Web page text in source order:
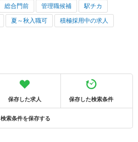
総合門前 管理職候補 駅チカ
夏～秋入職可 積極採用中の求人
保存した求人 保存した検索条件
検索条件を保存する